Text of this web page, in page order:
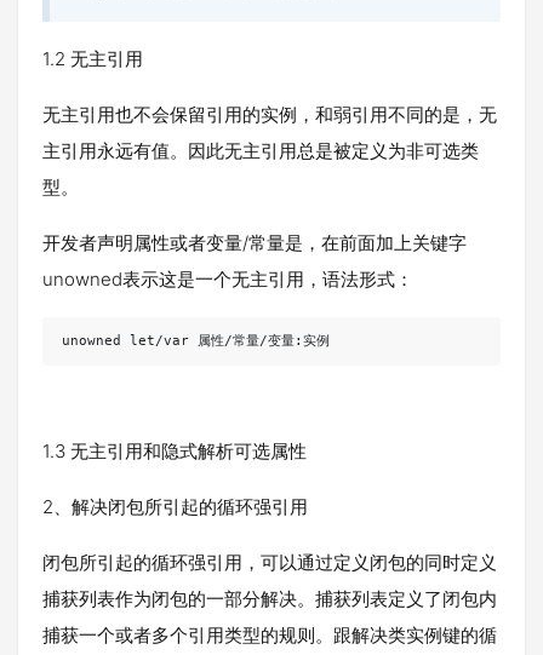
1.2 无主引用
无主引用也不会保留引用的实例，和弱引用不同的是，无
主引用永远有值。因此无主引用总是被定义为非可选类
型。
开发者声明属性或者变量/常量是，在前面加上关键字
unowned表示这是一个无主引用，语法形式：
unowned let/var 属性/常量/变量:实例
1.3 无主引用和隐式解析可选属性
2、解决闭包所引起的循环强引用
闭包所引起的循环强引用，可以通过定义闭包的同时定义
捕获列表作为闭包的一部分解决。捕获列表定义了闭包内
捕获一个或者多个引用类型的规则。跟解决类实例键的循